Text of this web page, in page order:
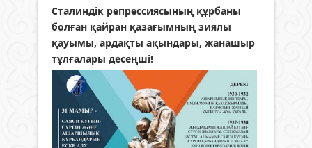
Сталиндік репрессиясының құрбаны
болған қайран қазағымның зиялы
қауымы, ардақты ақындары, жанашыр
тұлғалары десеңші!